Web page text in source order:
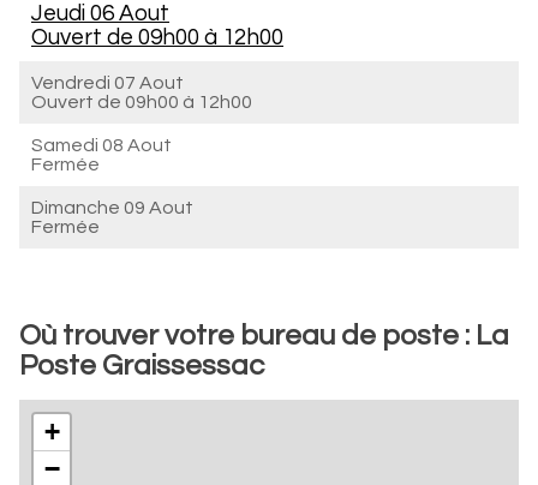
Jeudi 06 Aout
Ouvert de 09h00 à 12h00
Vendredi 07 Aout
Ouvert de 09h00 à 12h00
Samedi 08 Aout
Fermée
Dimanche 09 Aout
Fermée
Où trouver votre bureau de poste : La
Poste Graissessac
+
−